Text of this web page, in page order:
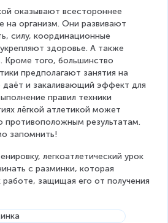
оказывают всестороннее
на организм. Они развивают
силу, координационные
здоровье. А также
Кроме того, большинство
предполагают занятия на
даёт и закаливающий эффект для
правил техники
лёгкой атлетикой может
противоположным результатам.
запомнить!
легкоатлетический урок
с разминки, которая
работе, защищая его от получения